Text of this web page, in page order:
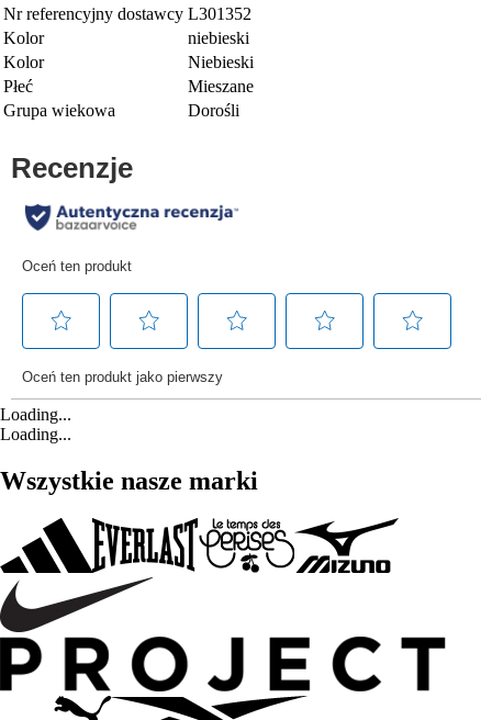
Nr referencyjny dostawcy L301352
Kolor
niebieski
Kolor
Niebieski
Płeć
Mieszane
Grupa wiekowa
Dorośli
Loading...
Loading...
Wszystkie nasze marki